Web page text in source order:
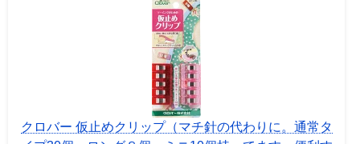
クロバー 仮止めクリップ（マチ針の代わりに。通常タ